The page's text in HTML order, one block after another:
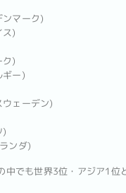
マーク)
ス)
ク)
ギー)
ェーデン)
)
ンダ)
中でも世界3位・アジア1